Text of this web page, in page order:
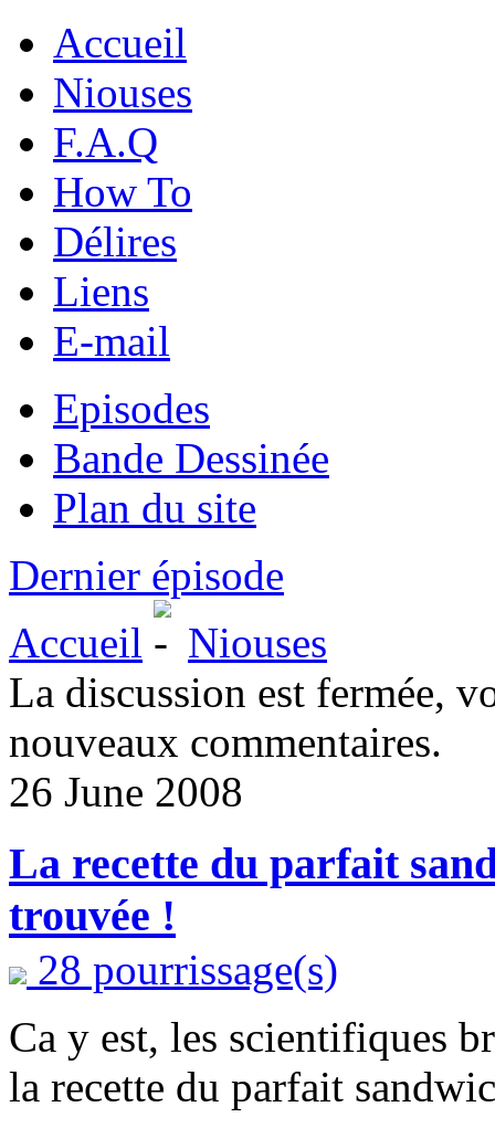
Accueil
Niouses
F.A.Q
How To
Délires
Liens
E-mail
Episodes
Bande Dessinée
Plan du site
Dernier épisode
Accueil
Niouses
La discussion est fermée,
nouveaux commentaires.
26 June 2008
La recette du parfait
trouvée !
28 pourrissage(s)
Ca y est, les scientifiques
la recette du parfait